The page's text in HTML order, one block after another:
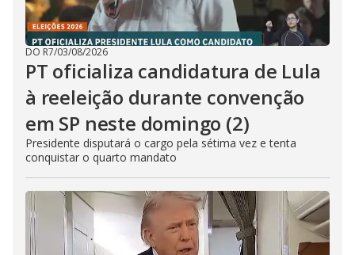
DO R7/03/08/2026
PT oficializa candidatura de Lula
à reeleição durante convenção
em SP neste domingo (2)
Presidente disputará o cargo pela sétima vez e tenta
conquistar o quarto mandato